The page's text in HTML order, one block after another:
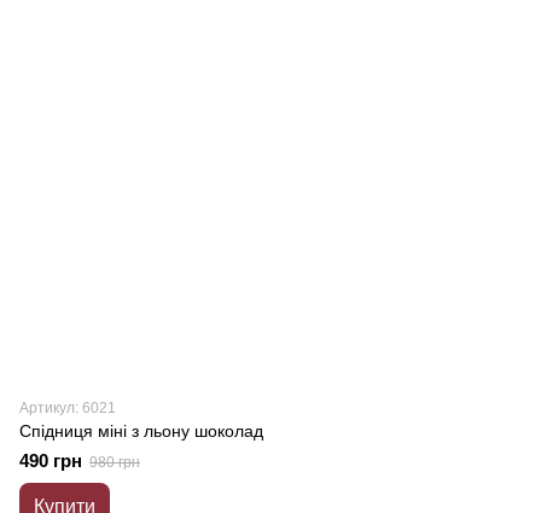
Артикул: 6021
Спідниця міні з льону шоколад
490 грн 980 грн
Купити